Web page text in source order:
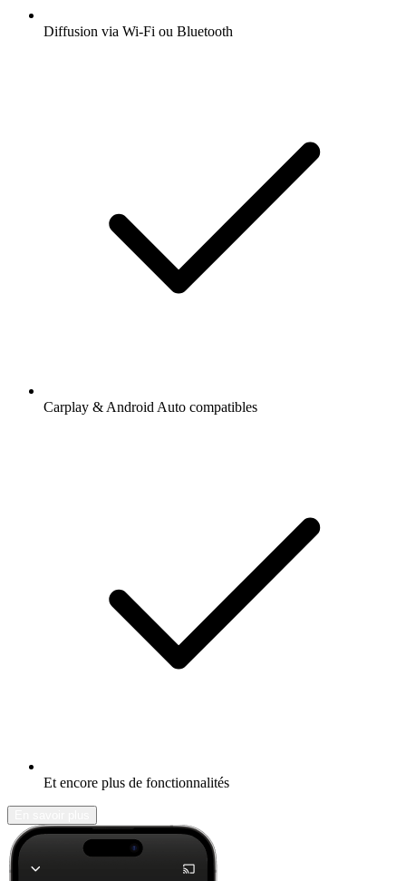
Diffusion via Wi-Fi ou Bluetooth
Carplay & Android Auto compatibles
Et encore plus de fonctionnalités